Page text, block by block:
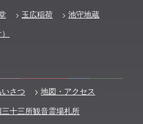
玉広稲荷
池守地蔵
さつ
地図・アクセス
十三所観音霊場札所